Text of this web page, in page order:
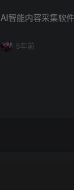
AI智能内容采集软
5年前